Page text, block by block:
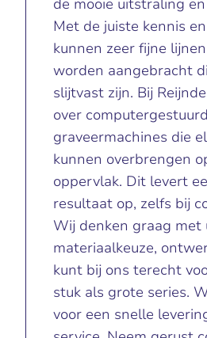
de mooie uitstraling
Met de juiste kennis
kunnen zeer fijne
worden aangebracht
slijtvast zijn. Bij
over
graveermachines die
kunnen overbrengen
oppervlak. Dit levert
resultaat op, zelfs bij
Wij denken graag met
materiaalkeuze,
kunt bij ons terecht
stuk als grote series.
voor een snelle